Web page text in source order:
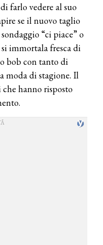
farlo vedere al suo
se il nuovo taglio
“ci piace” o
immortala fresca di
bob con tanto di
moda di stagione. Il
hanno risposto